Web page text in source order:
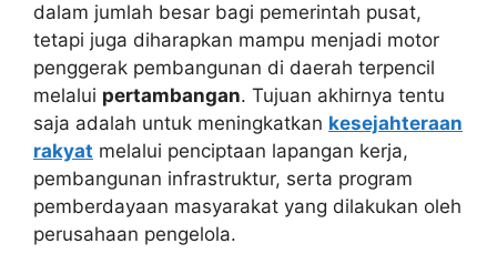
dalam jumlah besar bagi pemerintah pusat,
tetapi juga diharapkan mampu menjadi motor
penggerak pembangunan di daerah terpencil
melalui pertambangan. Tujuan akhirnya tentu
saja adalah untuk meningkatkan kesejahteraan
rakyat melalui penciptaan lapangan kerja,
pembangunan infrastruktur, serta program
pemberdayaan masyarakat yang dilakukan oleh
perusahaan pengelola.